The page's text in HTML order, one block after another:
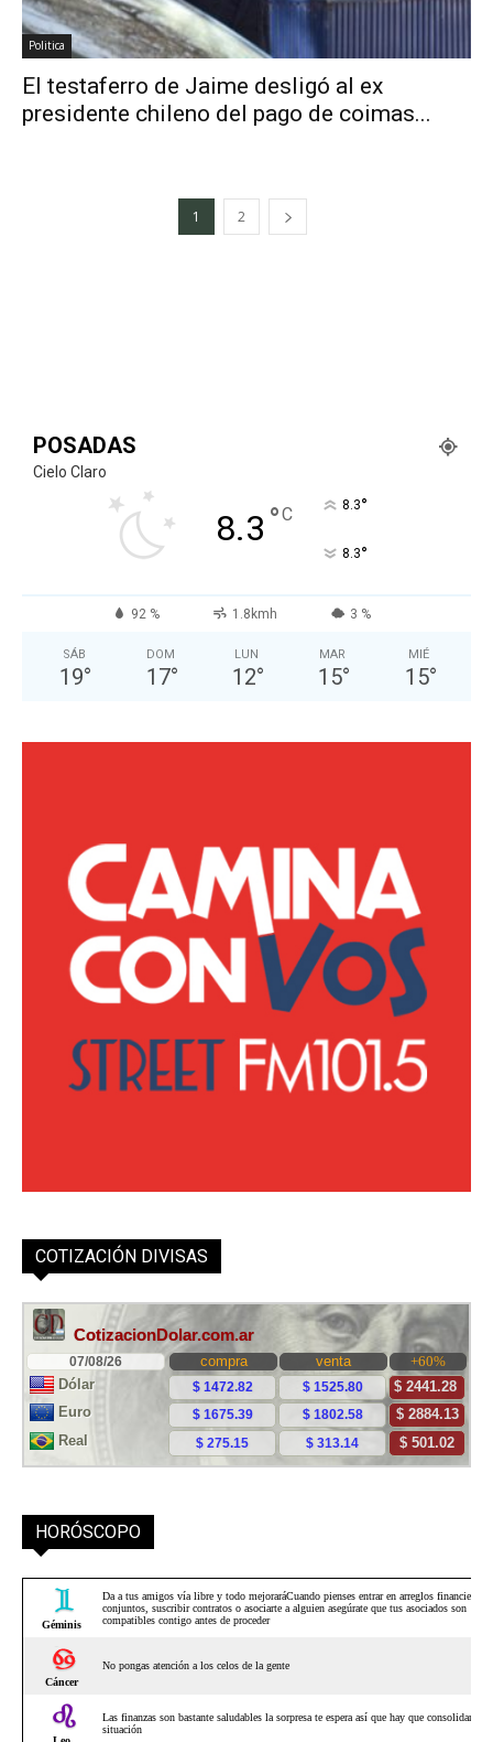
Politica
El testaferro de Jaime desligó al ex
presidente chileno del pago de coimas...
1 2
POSADAS
Cielo Claro
8.3 °C 8.3°
8.3°
92 % 1.8kmh 3 %
SÁB
19°
DOM
17°
LUN
12°
MAR
15°
MIÉ
15°
COTIZACIÓN DIVISAS
HORÓSCOPO